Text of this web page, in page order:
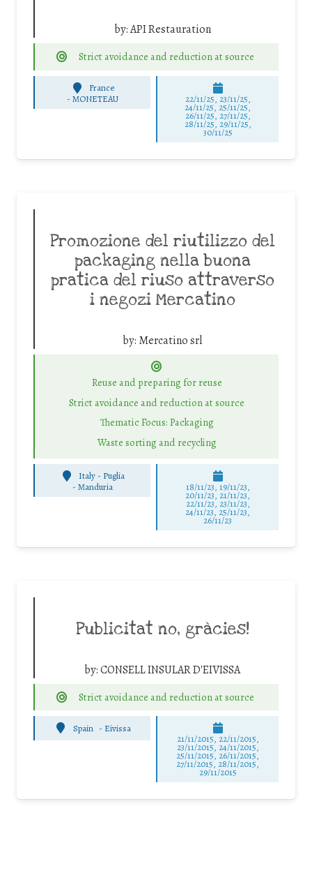
by:API Restauration
Strict avoidance and reduction at source
France
- MONETEAU 22/11/25, 23/11/25,
24/11/25, 25/11/25,
26/11/25, 27/11/25,
28/11/25, 29/11/25,
30/11/25
Promozione del riutilizzo del
packaging nella buona
pratica del riuso attraverso
i negozi Mercatino
by: Mercatino srl
Reuse and preparing for reuse
Strict avoidance and reduction at source
Thematic Focus: Packaging
Waste sorting and recycling
Italy - Puglia
- Manduria 18/11/23, 19/11/23,
20/11/23, 21/11/23,
22/11/23, 23/11/23,
24/11/23, 25/11/23,
26/11/23
Publicitat no, gràcies!
by:CONSELL INSULAR D'EIVISSA
Strict avoidance and reduction at source
Spain - Eivissa
21/11/2015, 22/11/2015,
23/11/2015, 24/11/2015,
25/11/2015, 26/11/2015,
27/11/2015, 28/11/2015,
29/11/2015